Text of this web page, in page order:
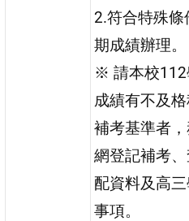
2.符合特殊
期成績辦理。
※ 請本校112
成績有不及
補考基準者
網登記補考
配資料及高
事項。